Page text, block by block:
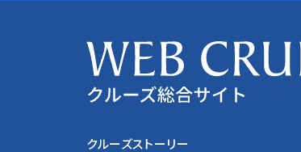
クルーズストーリー